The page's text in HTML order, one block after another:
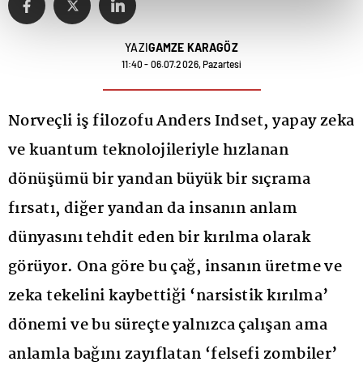
YAZIGAMZE KARAGÖZ
11:40 - 06.07.2026, Pazartesi
Norveçli iş filozofu Anders Indset, yapay zeka
ve kuantum teknolojileriyle hızlanan
dönüşümü bir yandan büyük bir sıçrama
fırsatı, diğer yandan da insanın anlam
dünyasını tehdit eden bir kırılma olarak
görüyor. Ona göre bu çağ, insanın üretme ve
zeka tekelini kaybettiği ‘narsistik kırılma’
dönemi ve bu süreçte yalnızca çalışan ama
anlamla bağını zayıflatan ‘felsefi zombiler’